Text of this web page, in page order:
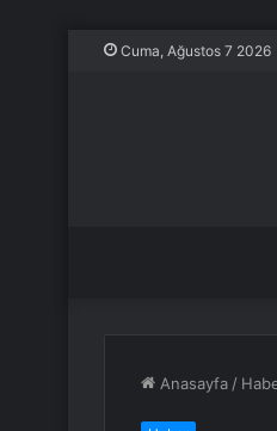
Cuma, Ağustos 7 2026
Anasayfa /